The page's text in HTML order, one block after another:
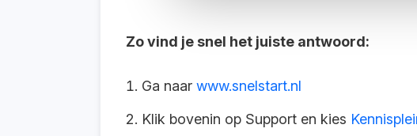
Zo vind je snel het juiste antwoord:
Ga naar www.snelstart.nl
Klik bovenin op Support en kies